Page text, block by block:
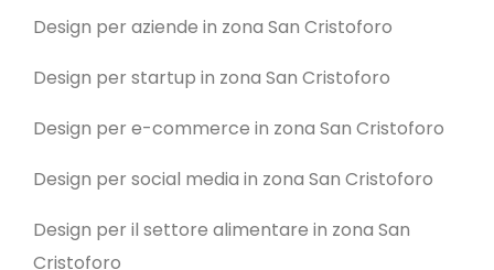
Design per aziende in zona San Cristoforo
Design per startup in zona San Cristoforo
Design per e-commerce in zona San Cristoforo
Design per social media in zona San Cristoforo
Design per il settore alimentare in zona San
Cristoforo